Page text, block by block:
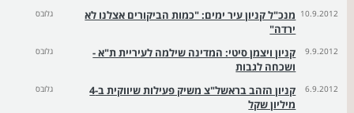
10.9.2012 מנכ"ל קניון עיר ימים: "כמות הביקורים אצלנו לא
ירדה"
גלובס
9.9.2012
קניון ויצמן סיטי: המדינה שילמה לעיריית ת"א -
ושכחה לגבות
גלובס
6.9.2012
קניון הזהב בראשל"צ משיק פעילות שיווקית ב-4
מיליון שקל
גלובס